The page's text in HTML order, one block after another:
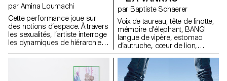
Cette installation traduit cette
perception fragmentée. Deux
urnes : l’une rit, l’autre dort.
Vases de mémoire, elles
incarnent l’absurde autant que
l’engourdissement. Entre rire et
sommeil, mort et spectacle, la
frontière s’efface — comme la
vérité.
par Amina Loumachi
Cette performance joue sur
des notions d’espace. À travers
les sexualités, l’artiste interroge
les dynamiques de hiérarchie,
stratégie de visibilité et de
militantisme queer. Par des
par Baptiste Schaerer
Voix de taureau, tête de linotte,
mémoire d'élephant, BANG!
langue de vipère, estomac
d’autruche, cœur de lion,
grimaces de singe, fin comme
un merle, POUET! mauvais
comme une chenille, BOUM!
têtu comme un âne, malin